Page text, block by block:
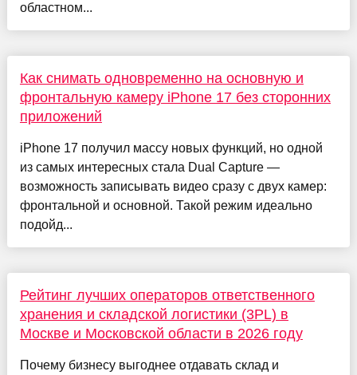
областном...
Как снимать одновременно на основную и
фронтальную камеру iPhone 17 без сторонних
приложений
iPhone 17 получил массу новых функций, но одной
из самых интересных стала Dual Capture —
возможность записывать видео сразу с двух камер:
фронтальной и основной. Такой режим идеально
подойд...
Рейтинг лучших операторов ответственного
хранения и складской логистики (3PL) в
Москве и Московской области в 2026 году
Почему бизнесу выгоднее отдавать склад и